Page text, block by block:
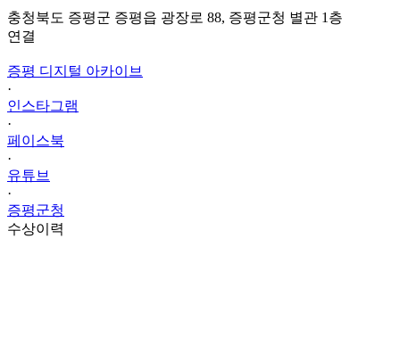
충청북도 증평군 증평읍 광장로 88, 증평군청 별관 1층
연결
증평 디지털 아카이브
·
인스타그램
·
페이스북
·
유튜브
·
증평군청
수상이력